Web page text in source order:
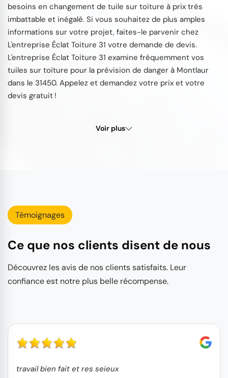
besoins en changement de tuile sur toiture à prix très
imbattable et inégalé. Si vous souhaitez de plus amples
informations sur votre projet, faites-le parvenir chez
L'entreprise Éclat Toiture 31 votre demande de devis.
L'entreprise Éclat Toiture 31 examine fréquemment vos
tuiles sur toiture pour la prévision de danger à Montlaur
dans le 31450. Appelez et demandez votre prix et votre
devis gratuit !
Voir plus
Témoignages
Ce que nos clients disent de nous
Découvrez les avis de nos clients satisfaits. Leur
confiance est notre plus belle récompense.
travail bien fait et res seieux